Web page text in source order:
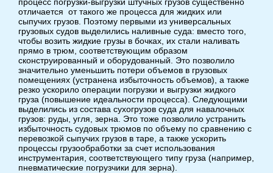
отличается от такого же процесса для жидких или
сыпучих грузов. Поэтому первыми из универсальных
грузовых судов выделились наливные суда: вместо того,
чтобы возить жидкие грузы в бочках, их стали наливать
прямо в трюм, соответствующим образом
сконструированный и оборудованный. Это позволило
значительно уменьшить потери объемов в грузовых
помещениях (устранена избыточность объемов), а также
резко ускорило операции погрузки и выгрузки жидкого
груза (повышение идеальности процесса). Следующими
выделились из состава сухогрузов суда для навалочных
грузов: руды, угля, зерна. Это тоже позволило устранить
избыточность судовых трюмов по объему по сравнению с
перевозкой сыпучих грузов в таре, а также ускорить
процессы грузообработки за счет использования
инструментария, соответствующего типу груза (например,
пневматические погрузчики для зерна).